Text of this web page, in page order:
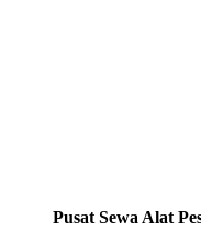
Pusat Sewa Alat